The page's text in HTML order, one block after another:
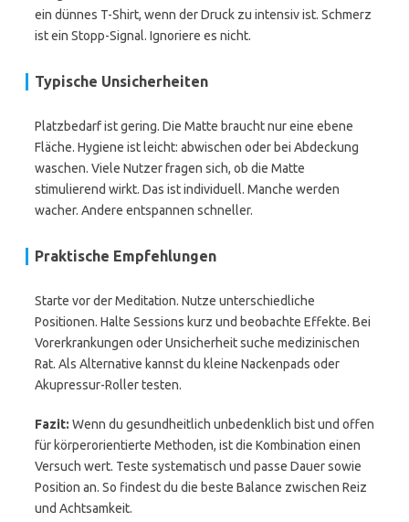
ein dünnes T-Shirt, wenn der Druck zu intensiv ist. Schmerz
ist ein Stopp-Signal. Ignoriere es nicht.
Typische Unsicherheiten
Platzbedarf ist gering. Die Matte braucht nur eine ebene
Fläche. Hygiene ist leicht: abwischen oder bei Abdeckung
waschen. Viele Nutzer fragen sich, ob die Matte
stimulierend wirkt. Das ist individuell. Manche werden
wacher. Andere entspannen schneller.
Praktische Empfehlungen
Starte vor der Meditation. Nutze unterschiedliche
Positionen. Halte Sessions kurz und beobachte Effekte. Bei
Vorerkrankungen oder Unsicherheit suche medizinischen
Rat. Als Alternative kannst du kleine Nackenpads oder
Akupressur-Roller testen.
Fazit: Wenn du gesundheitlich unbedenklich bist und offen
für körperorientierte Methoden, ist die Kombination einen
Versuch wert. Teste systematisch und passe Dauer sowie
Position an. So findest du die beste Balance zwischen Reiz
und Achtsamkeit.